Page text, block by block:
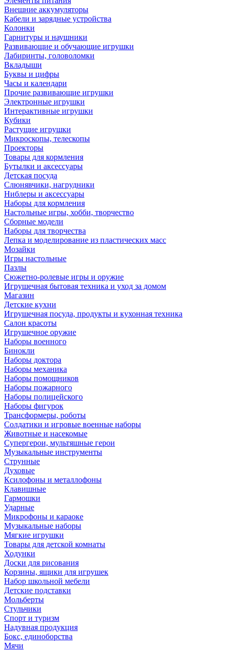
Внешние аккумуляторы
Кабели и зарядные устройства
Колонки
Гарнитуры и наушники
Развивающие и обучающие игрушки
Лабиринты, головоломки
Вкладыши
Буквы и цифры
Часы и календари
Прочие развивающие игрушки
Электронные игрушки
Интерактивные игрушки
Кубики
Растущие игрушки
Микроскопы, телескопы
Проекторы
Товары для кормления
Бутылки и аксессуары
Детская посуда
Слюнявчики, нагрудники
Ниблеры и аксессуары
Наборы для кормления
Настольные игры, хобби, творчество
Сборные модели
Наборы для творчества
Лепка и моделирование из пластических масс
Мозайки
Игры настольные
Пазлы
Сюжетно-ролевые игры и оружие
Игрушечная бытовая техника и уход за домом
Магазин
Детские кухни
Игрушечная посуда, продукты и кухонная техника
Салон красоты
Игрушечное оружие
Наборы военного
Бинокли
Наборы доктора
Наборы механика
Наборы помощников
Наборы пожарного
Наборы полицейского
Наборы фигурок
Трансформеры, роботы
Солдатики и игровые военные наборы
Животные и насекомые
Супергерои, мультяшные герои
Музыкальные инструменты
Струнные
Духовые
Ксилофоны и металлофоны
Клавишные
Гармошки
Ударные
Микрофоны и караоке
Музыкальные наборы
Мягкие игрушки
Товары для детской комнаты
Ходунки
Доски для рисования
Корзины, ящики для игрушек
Набор школьной мебели
Детские подставки
Мольберты
Стульчики
Спорт и туризм
Надувная продукция
Бокс, единоборства
Мячи